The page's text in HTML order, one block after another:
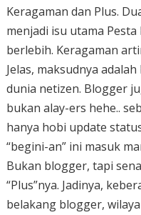
Keragaman dan Plus.
menjadi isu utama
berlebih. Keragaman
Jelas, maksudnya
dunia netizen. Blogger
bukan alay-ers hehe..
hanya hobi update
“begini-an” ini masuk
Bukan blogger, tapi
“Plus”nya. Jadinya,
belakang blogger,